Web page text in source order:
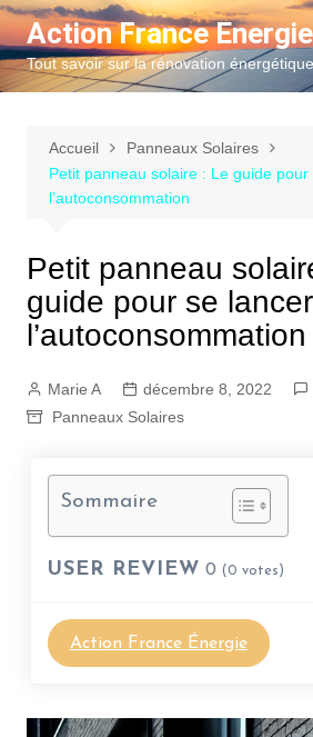
Aller
au
contenu
Action France Energie
Tout savoir sur la rénovation énergétique
Accueil
Panneaux Solaires
Petit panneau solaire : Le guide
l’autoconsommation
Petit panneau
guide pour se
l’autoconsommation
Marie A décembre 8, 2022
Panneaux Solaires
Sommaire
USER REVIEW 0 (0 votes)
Action France Énergie